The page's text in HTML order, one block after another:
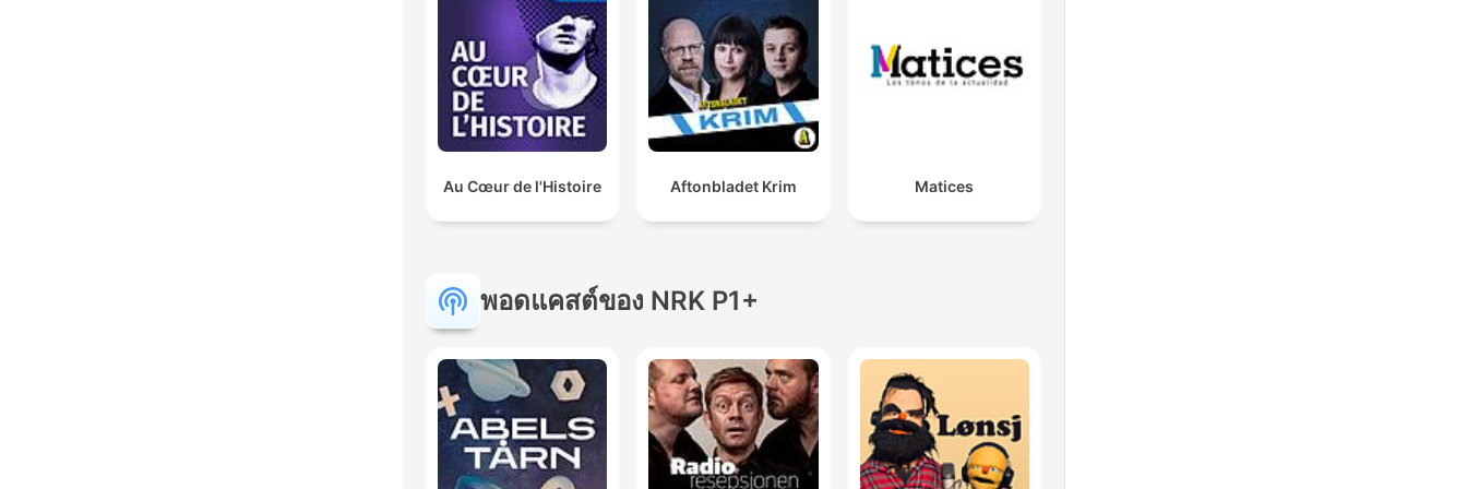
Au Cœur de l'Histoire Aftonbladet Krim Matices
พอดแคสต์ของ NRK P1+